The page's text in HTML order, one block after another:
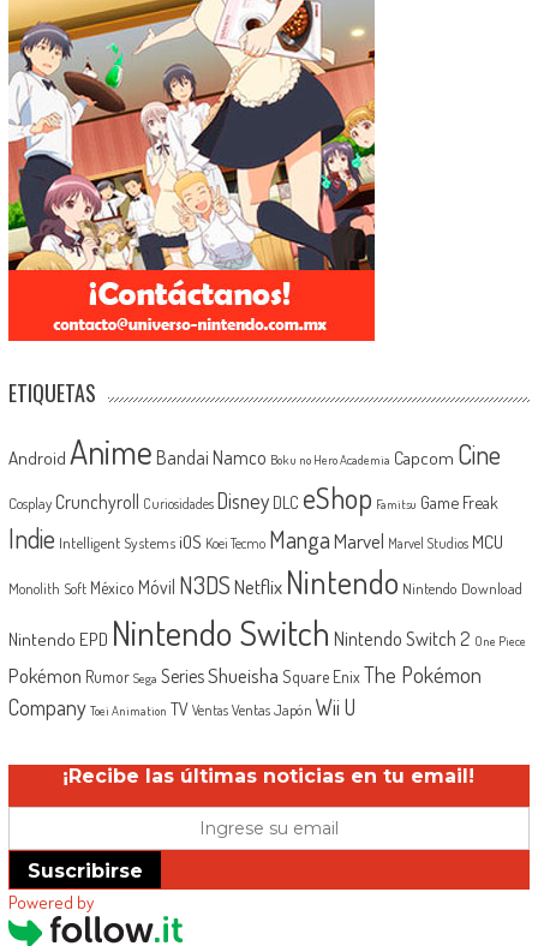
ETIQUETAS
Android Anime Bandai Namco Boku no Hero Academia Capcom Cine
Cosplay Crunchyroll Curiosidades Disney DLC eShop Famitsu Game Freak
Indie Intelligent Systems iOS Koei Tecmo MangaMarvel Marvel Studios MCU
Monolith Soft México Móvil N3DSNetflix Nintendo Nintendo Download
Nintendo EPD Nintendo Switch Nintendo Switch 2 One Piece
Pokémon Rumor Sega SeriesShueisha Square EnixThe Pokémon
Company Toei Animation TV Ventas Ventas Japón Wii U
¡Recibe las últimas noticias en tu email!
Suscribirse
Powered by